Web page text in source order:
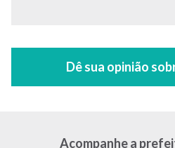
Acompanhe a